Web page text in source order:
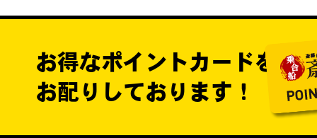
お得なポイントカードを
お配りしております！